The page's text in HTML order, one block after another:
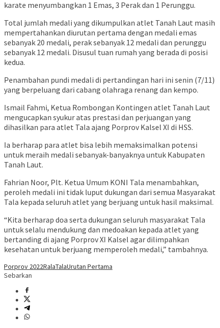
karate menyumbangkan 1 Emas, 3 Perak dan 1 Perunggu.
Total jumlah medali yang dikumpulkan atlet Tanah Laut masih
mempertahankan diurutan pertama dengan medali emas
sebanyak 20 medali, perak sebanyak 12 medali dan perunggu
sebanyak 12 medali. Disusul tuan rumah yang berada di posisi
kedua.
Penambahan pundi medali di pertandingan hari ini senin (7/11)
yang berpeluang dari cabang olahraga renang dan kempo.
Ismail Fahmi, Ketua Rombongan Kontingen atlet Tanah Laut
mengucapkan syukur atas prestasi dan perjuangan yang
dihasilkan para atlet Tala ajang Porprov Kalsel XI di HSS.
Ia berharap para atlet bisa lebih memaksimalkan potensi
untuk meraih medali sebanyak-banyaknya untuk Kabupaten
Tanah Laut.
Fahrian Noor, Plt. Ketua Umum KONI Tala menambahkan,
peroleh medali ini tidak luput dukungan dari semua Masyarakat
Tala kepada seluruh atlet yang berjuang untuk hasil maksimal.
“Kita berharap doa serta dukungan seluruh masyarakat Tala
untuk selalu mendukung dan medoakan kepada atlet yang
bertanding di ajang Porprov XI Kalsel agar dilimpahkan
kesehatan untuk berjuang memperoleh medali,” tambahnya.
Porprov 2022RalaTalaUrutan Pertama
Sebarkan